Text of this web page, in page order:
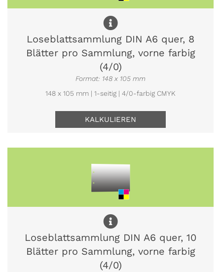
Loseblattsammlung DIN A6 quer, 8
Blätter pro Sammlung, vorne farbig
(4/0)
Format: 148 x 105 mm
148 x 105 mm | 1-seitig | 4/0-farbig CMYK
KALKULIEREN
Loseblattsammlung DIN A6 quer, 10
Blätter pro Sammlung, vorne farbig
(4/0)